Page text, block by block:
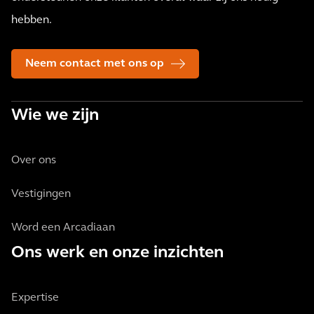
hebben.
Neem contact met ons op
Wie we zijn
Over ons
Vestigingen
Word een Arcadiaan
Ons werk en onze inzichten
Expertise